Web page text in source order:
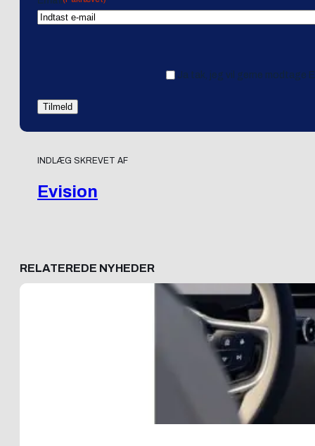
Ja tak, jeg vil gerne modtage
INDLÆG SKREVET AF
Evision
RELATEREDE NYHEDER